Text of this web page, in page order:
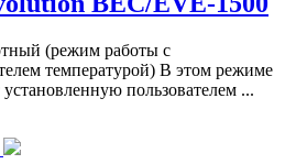
(режим работы с
температурой) В этом режиме
пользователем ...